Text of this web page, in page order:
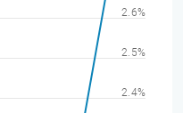
2.4%
2.5%
2.6%